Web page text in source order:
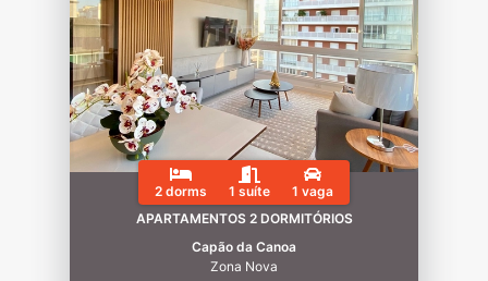
2 dorms 1 suíte
1 vaga
APARTAMENTOS 2 DORMITÓRIOS
Capão da Canoa
Zona Nova